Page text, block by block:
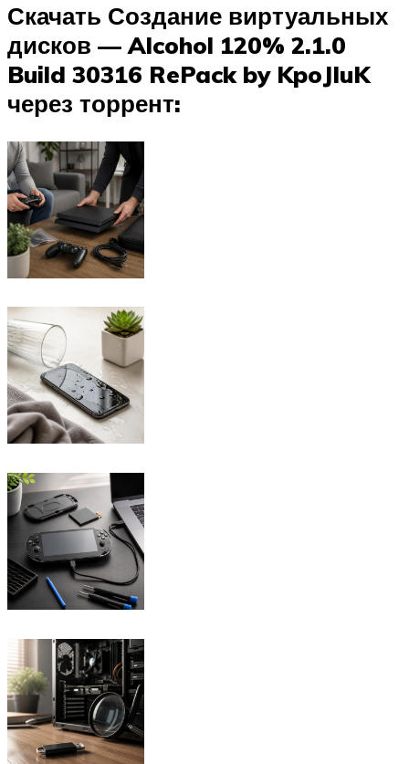
Скачать Создание виртуальных
дисков — Alcohol 120% 2.1.0
Build 30316 RePack by KpoJIuK
через торрент: